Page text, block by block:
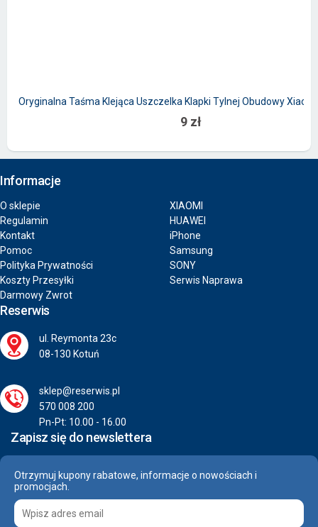
Oryginalna Taśma Klejąca Uszczelka Klapki Tylnej Obudowy
9 zł
Informacje
O sklepie
Regulamin
Kontakt
Pomoc
Polityka Prywatności
Koszty Przesyłki
Darmowy Zwrot
XIAOMI
HUAWEI
iPhone
Samsung
SONY
Serwis Naprawa
Reserwis
ul. Reymonta 23c
08-130 Kotuń
sklep@reserwis.pl
570 008 200
Pn-Pt: 10.00 - 16.00
Zapisz się do newslettera
Otrzymuj kupony rabatowe, informacje o nowościach i
promocjach.